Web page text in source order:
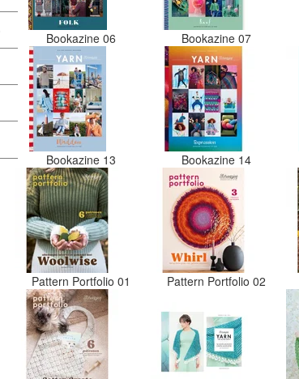
Bookazine 06 Bookazine 07
Bookazine 13 Bookazine 14
Pattern Portfolio 01 Pattern Portfolio 02